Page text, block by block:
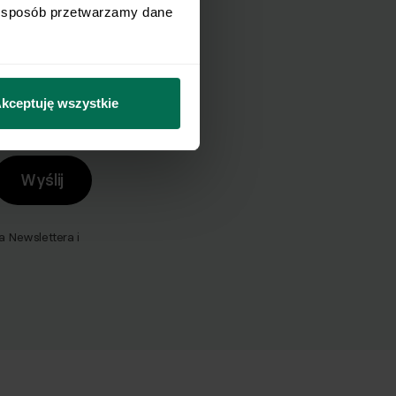
przetwarzamy dane
wszystkie
Wyślij
Newslettera i